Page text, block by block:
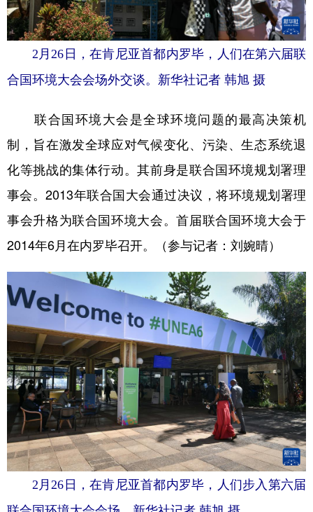
2月26日，在肯尼亚首都内罗毕，人们在第六届联
合国环境大会会场外交谈。新华社记者 韩旭 摄
联合国环境大会是全球环境问题的最高决策机
制，旨在激发全球应对气候变化、污染、生态系统退
化等挑战的集体行动。其前身是联合国环境规划署理
事会。2013年联合国大会通过决议，将环境规划署理
事会升格为联合国环境大会。首届联合国环境大会于
2014年6月在内罗毕召开。（参与记者：刘婉晴）
2月26日，在肯尼亚首都内罗毕，人们步入第六届